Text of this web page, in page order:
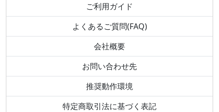
ご利用ガイド
よくあるご質問(FAQ)
会社概要
お問い合わせ先
推奨動作環境
特定商取引法に基づく表記